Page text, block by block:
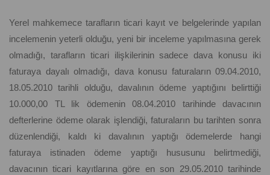
Yerel mahkemece tarafların ticari kayıt ve belgelerinde yapılan
incelemenin yeterli olduğu, yeni bir inceleme yapılmasına gerek
olmadığı, tarafların ticari ilişkilerinin sadece dava konusu iki
faturaya dayalı olmadığı, dava konusu faturaların 09.04.2010,
18.05.2010 tarihli olduğu, davalının ödeme yaptığını belirttiği
10.000,00 TL lik ödemenin 08.04.2010 tarihinde davacının
defterlerine ödeme olarak işlendiği, faturaların bu tarihten sonra
düzenlendiği, kaldı ki davalının yaptığı ödemelerde hangi
faturaya istinaden ödeme yaptığı hususunu belirtmediği,
davacının ticari kayıtlarına göre en son 29.05.2010 tarihinde